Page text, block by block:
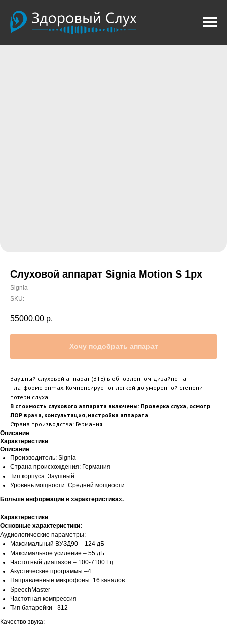
Слуховой аппарат Signia Motion S 1px
Signia
SKU:
55000,00 р.
Хочу подобрать аппарат
Заушный слуховой аппарат (BTE) в обновленном дизайне на
платформе primax. Компенсирует от легкой до умеренной степени
потери слуха.
В стоимость слухового аппарата включены: Проверка слуха, осмотр
ЛОР врача, консультация, настройка аппарата
Страна производства: Германия
Описание
Характеристики
Описание
Производитель: Signia
Страна происхождения: Германия
Тип корпуса: Заушный
Уровень мощности: Средней мощности
Больше информации в характеристиках.
Характеристики
Основные характеристики:
Аудиологические параметры:
Максимальный ВУЗД90 – 124 дБ
Максимальное усиление – 55 дБ
Частотный диапазон – 100-7100 Гц
Акустические программы –4
Направленные микрофоны: 16 каналов
SpeechMaster
Частотная компрессия
Тип батарейки - 312
Качество звука: